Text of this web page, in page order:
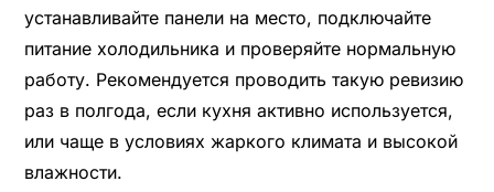
устанавливайте панели на место, подключайте
питание холодильника и проверяйте нормальную
работу. Рекомендуется проводить такую ревизию
раз в полгода, если кухня активно используется,
или чаще в условиях жаркого климата и высокой
влажности.